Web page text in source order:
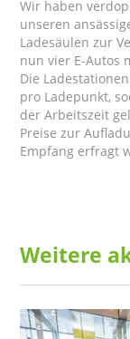
Wir haben
unseren
Ladesäulen zur
nun vier E-Autos
Die
pro Ladepunkt,
der Arbeitszeit
Preise zur
Empfang erfragt
Weitere